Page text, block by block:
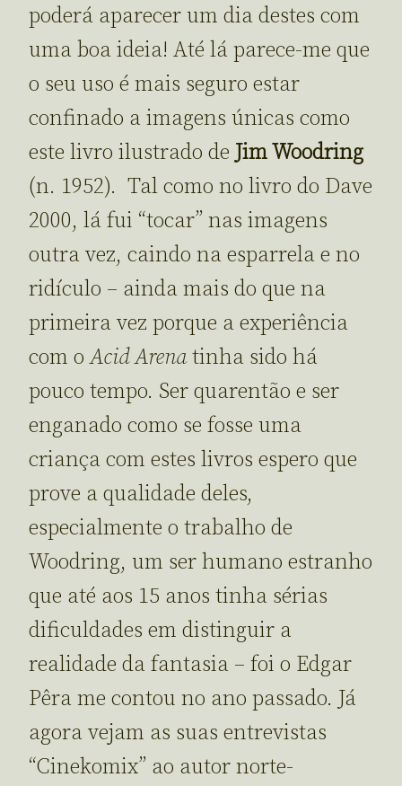
poderá aparecer um dia destes com
uma boa ideia! Até lá parece-me que
o seu uso é mais seguro estar
confinado a imagens únicas como
este livro ilustrado de Jim Woodring
(n. 1952). Tal como no livro do Dave
2000, lá fui “tocar” nas imagens
outra vez, caindo na esparrela e no
ridículo – ainda mais do que na
primeira vez porque a experiência
com oAcid Arenatinha sido há
pouco tempo. Ser quarentão e ser
enganado como se fosse uma
criança com estes livros espero que
prove a qualidade deles,
especialmente o trabalho de
Woodring, um ser humano estranho
que até aos 15 anos tinha sérias
dificuldades em distinguir a
realidade da fantasia – foi o Edgar
Pêra me contou no ano passado. Já
agora vejam as suas entrevistas
“Cinekomix” ao autor norte-